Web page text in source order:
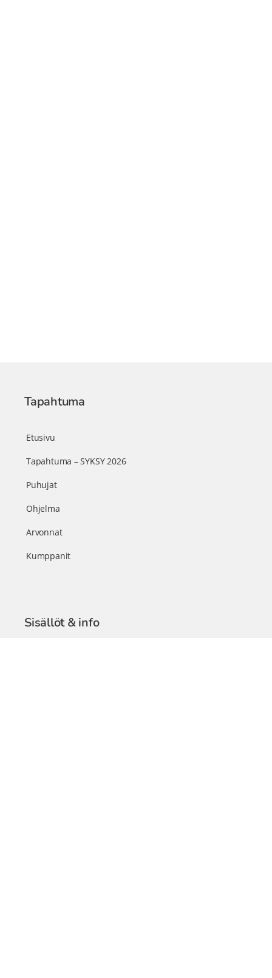
Tapahtuma
Etusivu
Tapahtuma – SYKSY 2026
Puhujat
Ohjelma
Arvonnat
Kumppanit
Sisällöt & info